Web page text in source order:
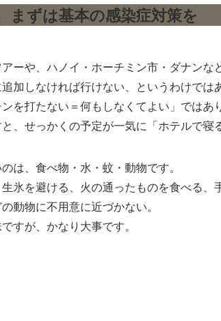
まずは基本の感染症対策を
ーや、ハノイ・ホーチミン市・ダナンな
加しなければ行けない、というわけでは
を打たない＝何もしなくてよい」ではあ
、せっかくの予定が一気に「ホテルで寝
は、食べ物・水・蚊・動物です。
氷を避ける、火の通ったものを食べる、
動物に不用意に近づかない。
すが、かなり大事です。